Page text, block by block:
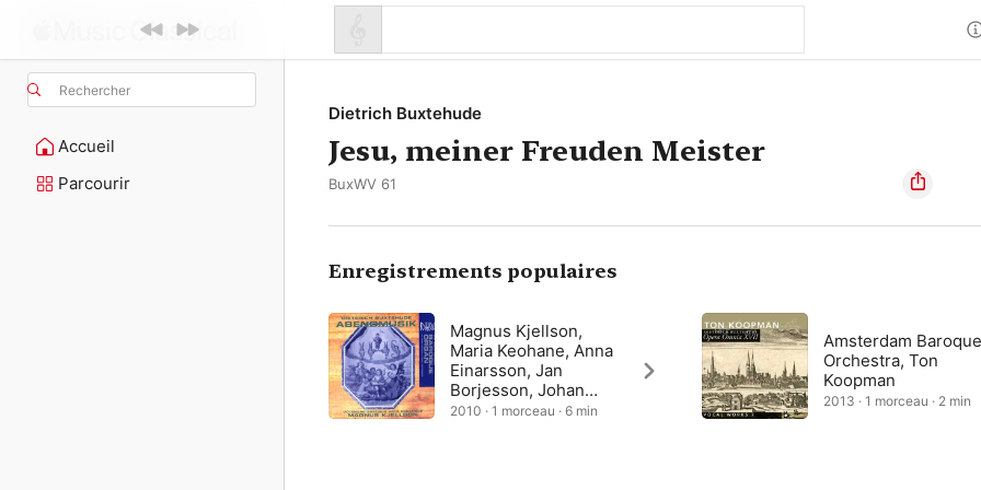
Rechercher
Accueil
Parcourir
Dietrich Buxtehude
Jesu, meiner Freuden Meister
BuxWV 61
Enregistrements populaires
Magnus Kjellson,
Maria Keohane, Anna
Einarsson, Jan
Borjesson, Johan
Linderoth, Goteborg
2010 · 1 morceau · 6 min
Amsterdam Baroque
Orchestra, Ton
Koopman
2013 · 1 morceau · 2 min